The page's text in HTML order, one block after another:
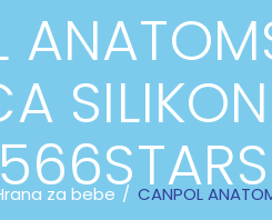
za bebe CANPOL